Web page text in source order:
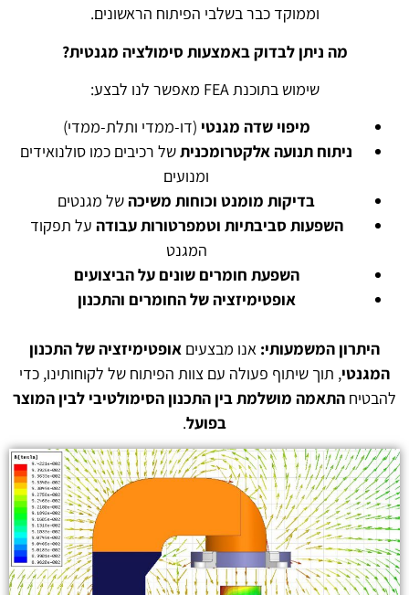
וממוקד כבר בשלבי הפיתוח הראשונים.
מה ניתן לבדוק באמצעות סימולציה מגנטית?
שימוש בתוכנת FEA מאפשר לנו לבצע:
מיפוי שדה מגנטי (דו-ממדי ותלת-ממדי)
ניתוח תנועה אלקטרומכניתשל רכיבים כמו סולנואידים
ומנועים
בדיקות מומנט וכוחות משיכהשל מגנטים
השפעות סביבתיות וטמפרטורות עבודה על תפקוד
המגנט
השפעת חומרים שונים על הביצועים
אופטימיזציה של החומרים והתכנון
היתרון המשמעותי: אנו מבצעים אופטימיזציה של התכנון
המגנטי, תוך שיתוף פעולה עם צוות הפיתוח של לקוחותינו, כדי
להבטיח התאמה מושלמת בין התכנון הסימולטיבי לבין המוצר
בפועל.